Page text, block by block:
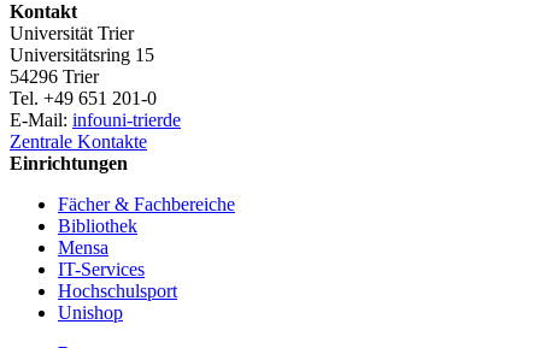
Kontakt
Universität Trier
Universitätsring 15
54296 Trier
Tel. +49 651 201-0
E-Mail: infouni-trierde
Zentrale Kontakte
Einrichtungen
Fächer & Fachbereiche
Bibliothek
Mensa
IT-Services
Hochschulsport
Unishop